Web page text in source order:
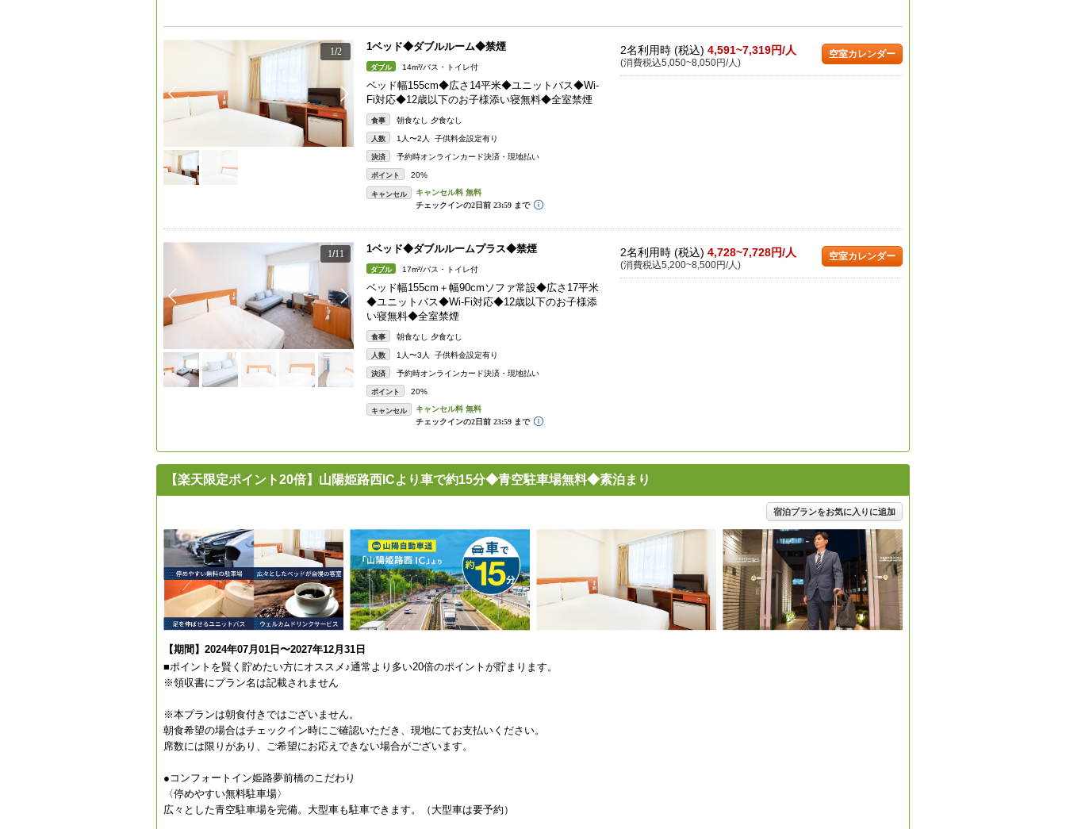
1/2 1ベッド◆ダブルルーム◆禁煙
ダブル 14m²/バス・トイレ付
ベッド幅155cm◆広さ14平米◆ユニットバス◆Wi-
Fi対応◆12歳以下のお子様添い寝無料◆全室禁煙
食事 朝食なし 夕食なし
人数 1人〜2人 子供料金設定有り
決済 予約時オンラインカード決済・現地払い
ポイント 20%
キャンセル
2名利用時 (税込) 4,591~7,319円/人
(消費税込5,050~8,050円/人)
空室カレンダー
1/11 1ベッド◆ダブルルームプラス◆禁煙
ダブル 17m²/バス・トイレ付
ベッド幅155cm＋幅90cmソファ常設◆広さ17平米
◆ユニットバス◆Wi-Fi対応◆12歳以下のお子様添
い寝無料◆全室禁煙
食事 朝食なし 夕食なし
人数 1人〜3人 子供料金設定有り
決済 予約時オンラインカード決済・現地払い
ポイント 20%
キャンセル
2名利用時 (税込) 4,728~7,728円/人
(消費税込5,200~8,500円/人)
空室カレンダー
【楽天限定ポイント20倍】山陽姫路西ICより車で約15分◆青空駐車場無料◆素泊まり
宿泊プランをお気に入りに追加
【期間】2024年07月01日〜2027年12月31日
■ポイントを賢く貯めたい方にオススメ♪通常より多い20倍のポイントが貯まります。
※領収書にプラン名は記載されません
※本プランは朝食付きではございません。
朝食希望の場合はチェックイン時にご確認いただき、現地にてお支払いください。
席数には限りがあり、ご希望にお応えできない場合がございます。
●コンフォートイン姫路夢前橋のこだわり
〈停めやすい無料駐車場〉
広々とした青空駐車場を完備。大型車も駐車できます。（大型車は要予約）